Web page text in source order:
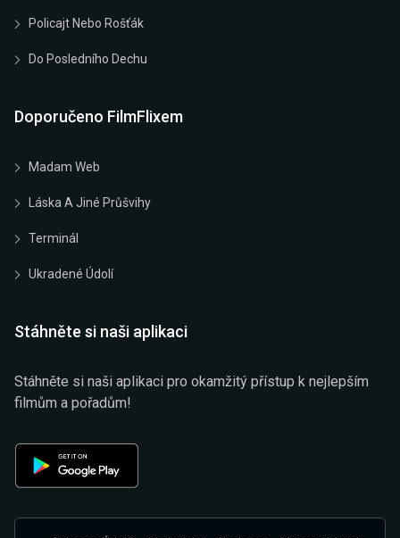
Policajt Nebo Rošťák
Do Posledního Dechu
Doporučeno FilmFlixem
Madam Web
Láska A Jiné Průšvihy
Terminál
Ukradené Údolí
Stáhněte si naši aplikaci
Stáhněte si naši aplikaci pro okamžitý přístup k nejlepším
filmům a pořadům!